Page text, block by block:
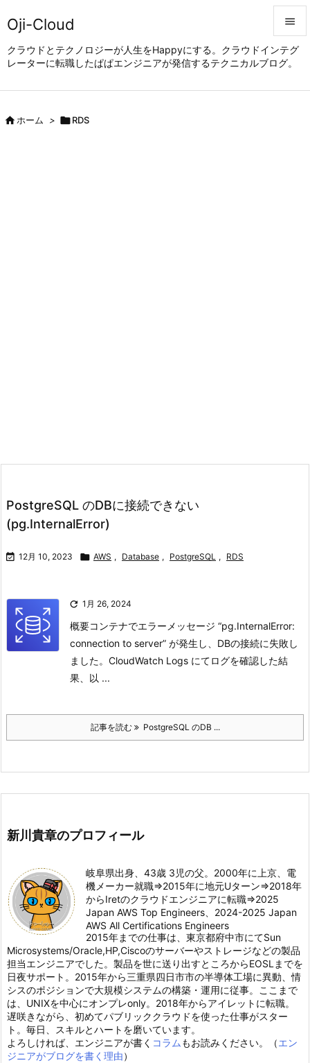
Oji-Cloud
クラウドとテクノロジーが人生をHappyにする。クラウドインテグ
レーターに転職したぱぱエンジニアが発信するテクニカルブログ。


メニュ
ホーム > RDS
PostgreSQL のDBに接続できない
(pg.InternalError)
 12月 10, 2023  AWS , Database , PostgreSQL , RDS
 1月 26, 2024
概要コンテナでエラーメッセージ “pg.InternalError:
connection to server” が発生し、DBの接続に失敗し
ました。 CloudWatch Logs にてログを確認した結
果、以 ...
記事を読む PostgreSQL のDB ...
新川貴章のプロフィール
岐阜県出身、43歳 3児の父。2000年に上京、電
機メーカー就職⇒2015年に地元Uターン⇒2018年
からIretのクラウドエンジニアに転職⇒2025
Japan AWS Top Engineers、2024-2025 Japan
AWS All Certifications Engineers
2015年までの仕事は、東京都府中市にてSun
Microsystems/Oracle,HP,Ciscoのサーバーやストレージなどの製品
担当エンジニアでした。製品を世に送り出すところからEOSLまでを
日夜サポート。2015年から三重県四日市市の半導体工場に異動、情
シスのポジションで大規模システムの構築・運用に従事。ここまで
は、UNIXを中心にオンプレonly。2018年からアイレットに転職。
遅咲きながら、初めてパブリッククラウドを使った仕事がスター
ト。毎日、スキルとハートを磨いています。
よろしければ、エンジニアが書く コラム もお読みください。（エン
ジニアがブログを書く理由）